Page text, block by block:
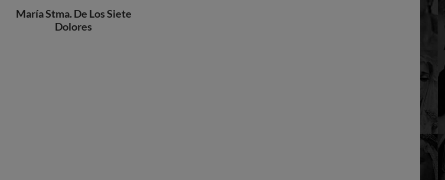
María Stma. De Los Siete
Dolores